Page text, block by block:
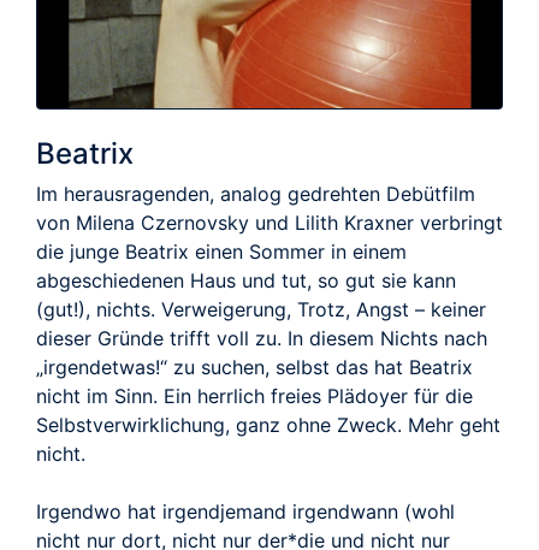
Beatrix
Im herausragenden, analog gedrehten Debütfilm
von Milena Czernovsky und Lilith Kraxner verbringt
die junge Beatrix einen Sommer in einem
abgeschiedenen Haus und tut, so gut sie kann
(gut!), nichts. Verweigerung, Trotz, Angst – keiner
dieser Gründe trifft voll zu. In diesem Nichts nach
„irgendetwas!“ zu suchen, selbst das hat Beatrix
nicht im Sinn. Ein herrlich freies Plädoyer für die
Selbstverwirklichung, ganz ohne Zweck. Mehr geht
nicht.
Irgendwo hat irgendjemand irgendwann (wohl
nicht nur dort, nicht nur der*die und nicht nur